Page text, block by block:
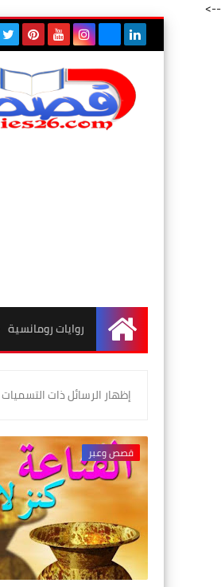
-->
الرئيسية
روايات رومانسية
‏إظهار الرسائل ذات التسميات
قصص وعبر